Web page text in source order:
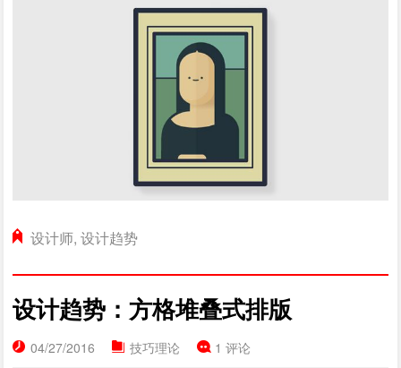
设计师,设计趋势
设计趋势：方格堆叠式排版
04/27/2016 技巧理论 1 评论